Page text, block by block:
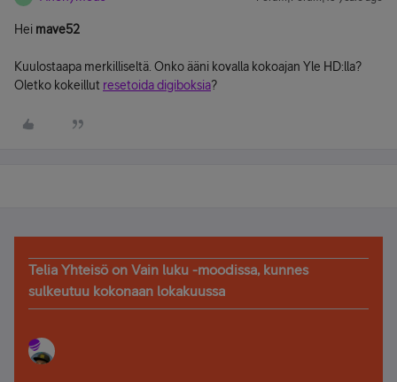
Hei mave52
Kuulostaapa merkilliseltä. Onko ääni kovalla kokoajan Yle HD:lla?
Oletko kokeillut resetoida digiboksia?
Telia Yhteisö on Vain luku -moodissa, kunnes
sulkeutuu kokonaan lokakuussa